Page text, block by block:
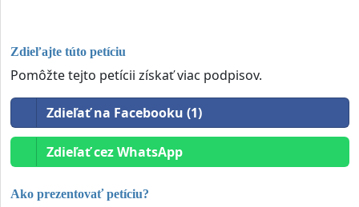
Zdieľajte túto petíciu
Pomôžte tejto petícii získať viac podpisov.
Zdieľať na Facebooku (1)
Zdieľať cez WhatsApp
Ako prezentovať petíciu?